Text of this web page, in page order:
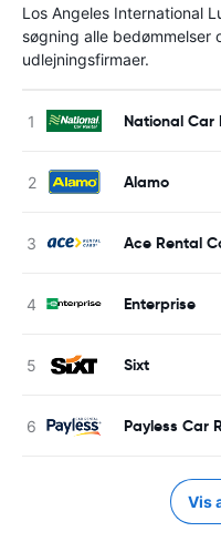
Los Angeles International
søgning alle bedømmelser
udlejningsfirmaer.
National Car
Alamo
Ace Rental
Enterprise
Sixt
Payless Car
Vis